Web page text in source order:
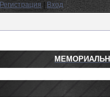
Регистрация|
Вход